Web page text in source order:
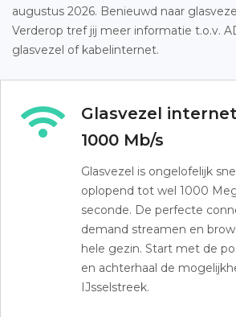
augustus 2026. Benieuwd naar
Verderop tref jij meer informatie t.o.v.
glasvezel of kabelinternet.
Glasvezel
1000 Mb/s
Glasvezel is ongelofelijk
oplopend tot wel 1000
seconde. De perfecte
demand streamen en
hele gezin. Start met de
en achterhaal de
IJsselstreek.